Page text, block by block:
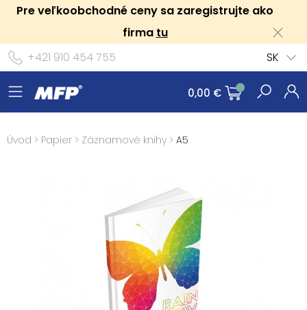
Pre veľkoobchodné ceny sa zaregistrujte ako
firma tu
+421 910 454 755
SK
0,00 €
Úvod > Papier > Záznamové knihy > A5